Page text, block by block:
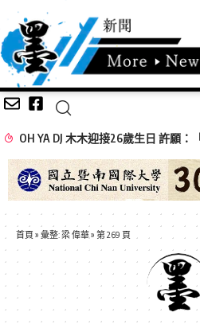
首頁 » 彙整: 梁 偉華» 第 269 頁